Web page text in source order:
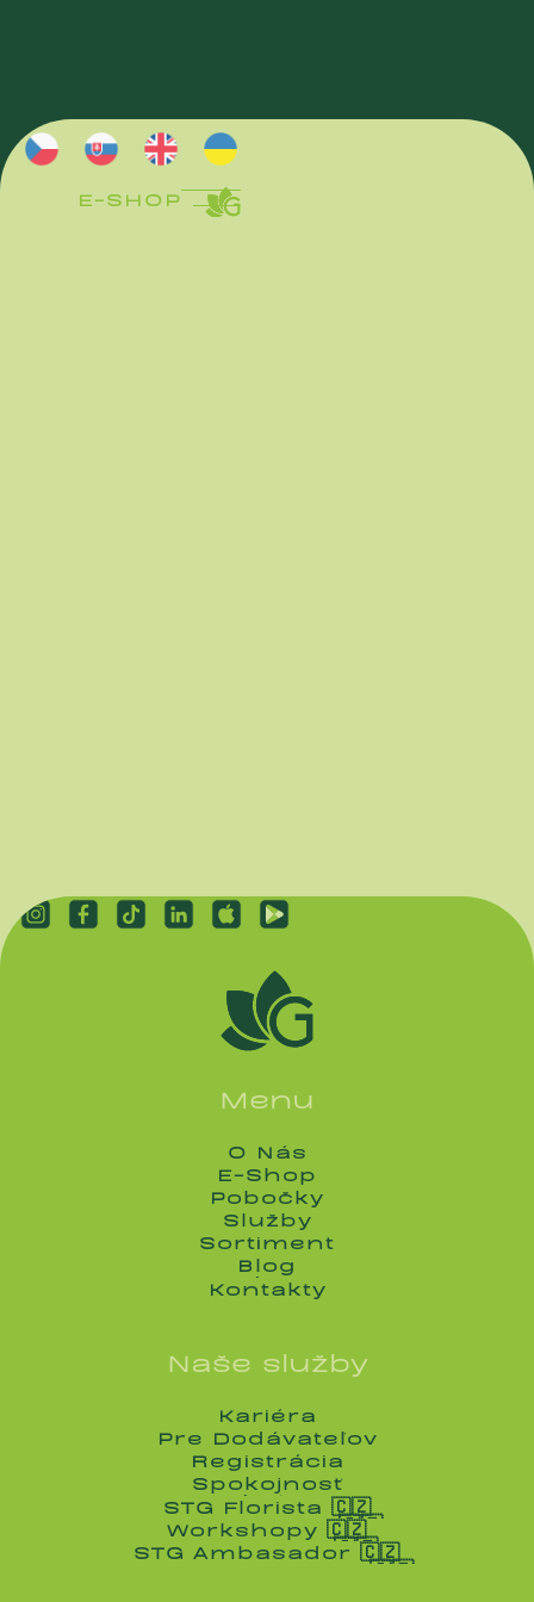
E-SHOP
Menu
O Nás
O Nás
E-Shop
E-Shop
Pobočky
Pobočky
Služby
Služby
Sortiment
Sortiment
Blog
Blog
Kontakty
Kontakty
Naše služby
Kariéra
Kariéra
Pre Dodávateľov
Pre Dodávateľov
Registrácia
Registrácia
Spokojnosť
Spokojnosť
STG Florista 🇨🇿
STG Florista 🇨🇿
Workshopy 🇨🇿
Workshopy 🇨🇿
STG Ambasador 🇨🇿
STG Ambasador 🇨🇿